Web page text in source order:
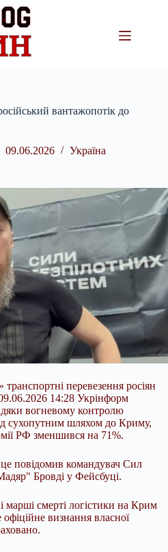
вантажопотік до
09.06.2026 Україна
перевезення росіян
14:28 Укрінформ
вогневому контролю
сухопутним шляхом до Криму,
РФ зменшився на 71%.
повідомив командувач Сил
Бровді у Фейсбуці.
марші смерті логістики на Крим
визнання власної